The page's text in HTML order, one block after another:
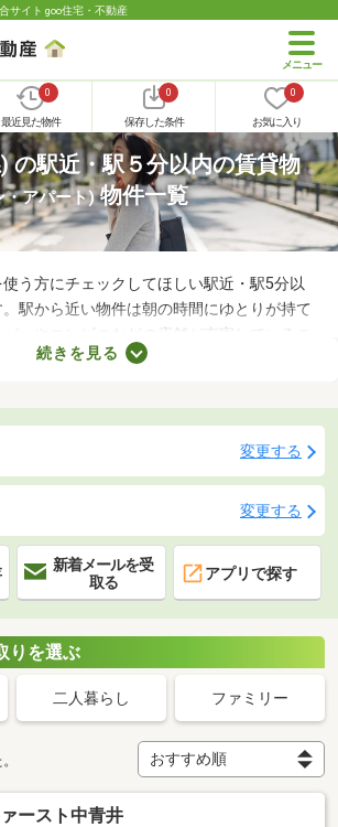
サイト goo住宅・不動産
0
最近見た物件
0
保存した条件
0
お気に入り
の駅近・駅５分以内の賃貸物
・アパート)物件一覧
う方にチェックしてほしい駅近・駅5分以
駅から近い物件は朝の時間にゆとりが持て
パーやコンビニなどの店舗が充実しているこ
多いので、間取りや家賃などから自由に選べ
続きを見る
変更する
変更する
新着メールを受
取る
アプリで探す
りを選ぶ
二人暮らし ファミリー
ースト中青井